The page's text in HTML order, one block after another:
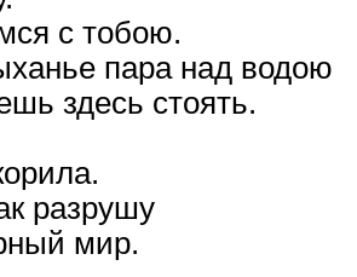
с тобою.
пара над водою
здесь стоять.
разрушу
мир.